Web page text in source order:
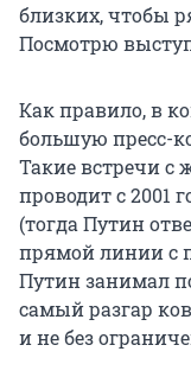
близких, чтобы
Посмотрю
Как правило, в
большую пресс-
Такие встречи
проводит с 2001
(тогда Путин
прямой линии с
Путин занимал
самый разгар
и не без